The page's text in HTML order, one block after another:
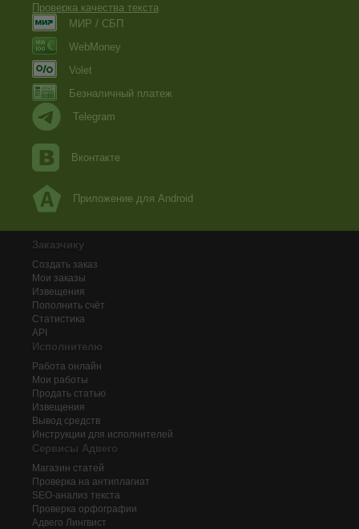
Проверка качества текста
МИР / СБП
WebMoney
Volet
Безналичный платеж
Telegram
Вконтакте
Приложение для Android
Заказчику
Создать заказ
Мои заказы
Извещения
Пополнить счёт
Статистика
API
Исполнителю
Работа онлайн
Мои работы
Продать статью
Извещения
Вывод средств
Инструкции для исполнителей
Сервисы Адвего
Магазин статей
Проверка на антиплагиат
SEO-анализ текста
Проверка орфографии
Адвего Лингвист